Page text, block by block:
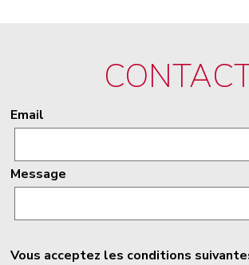
Email
Message
Vous acceptez les conditions